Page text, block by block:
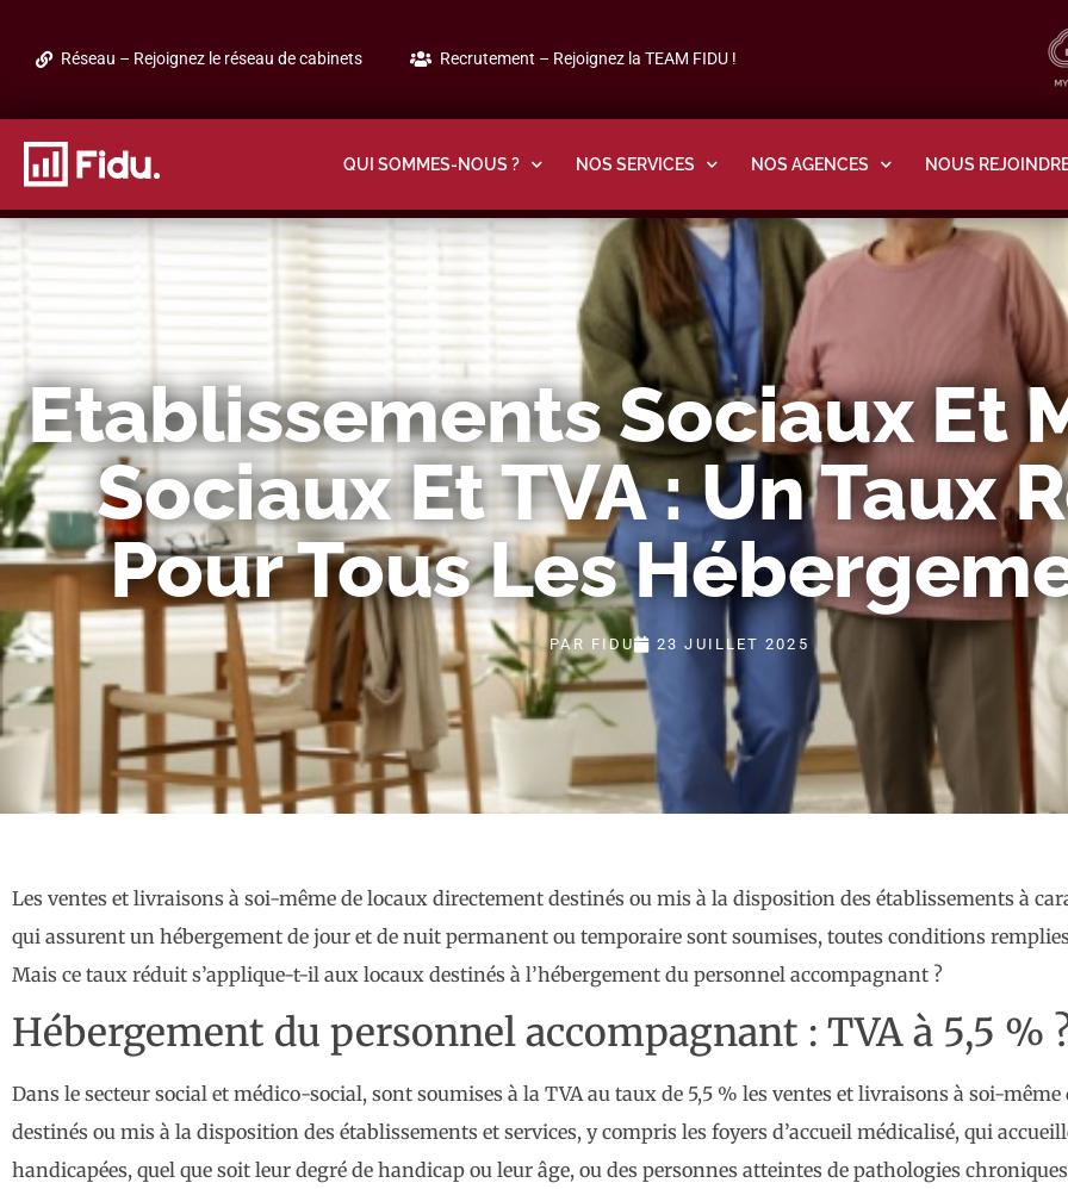
Réseau – Rejoignez le réseau de cabinets Recrutement – Rejoignez la TEAM FIDU !
QUI SOMMES-NOUS ? NOS SERVICES NOS AGENCES NOUS
Etablissements Sociaux Et
Sociaux Et TVA : Un Taux
Pour Tous Les
PAR FIDU 23 JUILLET 2025
Les ventes et livraisons à soi-même de locaux directement destinés ou mis à la disposition des établissements à
qui assurent un hébergement de jour et de nuit permanent ou temporaire sont soumises, toutes conditions
Mais ce taux réduit s’applique-t-il aux locaux destinés à l’hébergement du personnel accompagnant ?
Hébergement du personnel accompagnant : TVA à 5,5 %
Dans le secteur social et médico-social, sont soumises à la TVA au taux de 5,5 % les ventes et livraisons à soi-
destinés ou mis à la disposition des établissements et services, y compris les foyers d’accueil médicalisé, qui
handicapées, quel que soit leur degré de handicap ou leur âge, ou des personnes atteintes de pathologies